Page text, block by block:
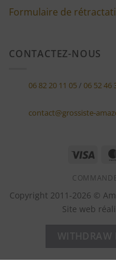
Formulaire de
CONTACTEZ-NOUS
06 82 20 11 05/ 06 52 46
contact@grossiste-
Visa
Copyright 2011-2026 ©
Site web